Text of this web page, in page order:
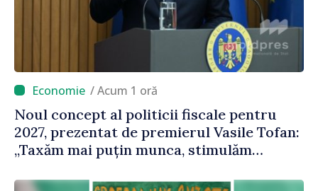
/ Acum 1 oră
Noul concept al politicii fiscale pentru
2027, prezentat de premierul Vasile Tofan:
„Taxăm mai puțin munca, stimulăm
taxarea consumului”